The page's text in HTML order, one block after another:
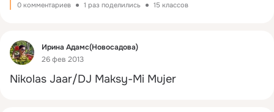
0 комментариев 1 раз поделились 15 классов
Фид
Ирина Адамс(Новосадова)
26 фев 2013
Nikolas Jaar/DJ Maksy-Mi Mujer